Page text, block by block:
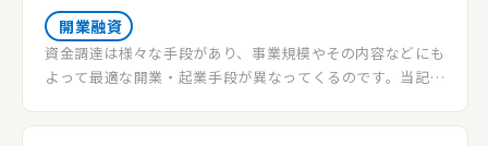
際に重視すべきポイントを紹介していきます。
開業融資
資金調達は様々な手段があり、事業規模やその内容などにも
よって最適な開業・起業手段が異なってくるのです。当記事
ットとデメリットを踏まえて詳しく解説していきます。メリ